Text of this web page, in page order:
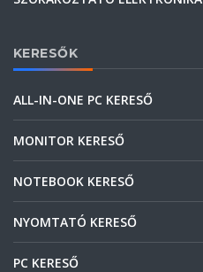
KERESŐK
ALL-IN-ONE PC KERESŐ
MONITOR KERESŐ
NOTEBOOK KERESŐ
NYOMTATÓ KERESŐ
PC KERESŐ